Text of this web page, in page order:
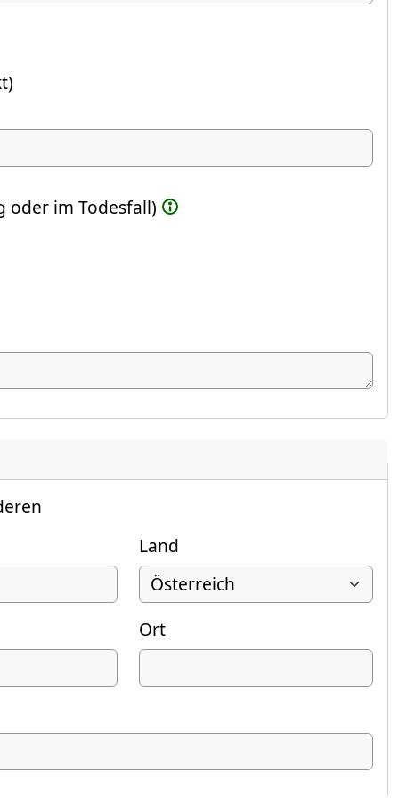
Feld)
oder im Todesfall)
Land
Ort